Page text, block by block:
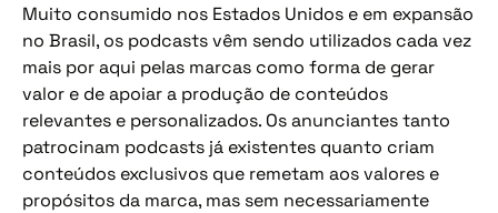
Muito consumido nos Estados Unidos e em expansão
no Brasil, os podcasts vêm sendo utilizados cada vez
mais por aqui pelas marcas como forma de gerar
valor e de apoiar a produção de conteúdos
relevantes e personalizados. Os anunciantes tanto
patrocinam podcasts já existentes quanto criam
conteúdos exclusivos que remetam aos valores e
propósitos da marca, mas sem necessariamente